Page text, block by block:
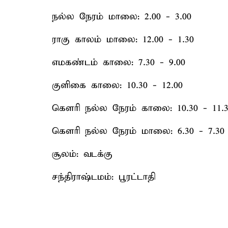
நல்ல நேரம் மாலை: 2.00 - 3.00
ராகு காலம் மாலை: 12.00 - 1.30
எமகண்டம் காலை: 7.30 - 9.00
குளிகை காலை: 10.30 - 12.00
கௌரி நல்ல நேரம் காலை: 10.30 -
கௌரி நல்ல நேரம் மாலை: 6.30 - 7.30
சூலம்: வடக்கு
சந்திராஷ்டமம்: பூரட்டாதி